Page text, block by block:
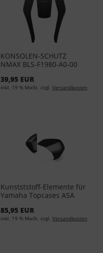
KONSOLEN-SCHUTZ
NMAX BLS-F1980-A0-00
39,95 EUR
inkl. 19 % MwSt. zzgl. Versandkosten
Kunstststoff-Elemente für
Yamaha Topcases ASA
F84W1-00-01
85,95 EUR
inkl. 19 % MwSt. zzgl. Versandkosten